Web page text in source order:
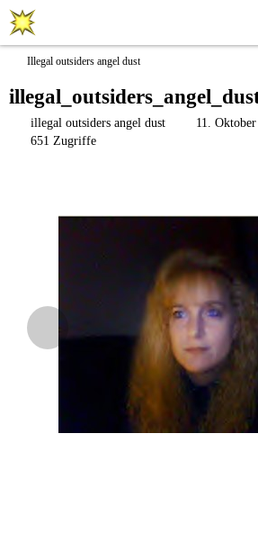
Illegal outsiders angel dust
illegal outsiders angel dust
11.
651 Zugriffe